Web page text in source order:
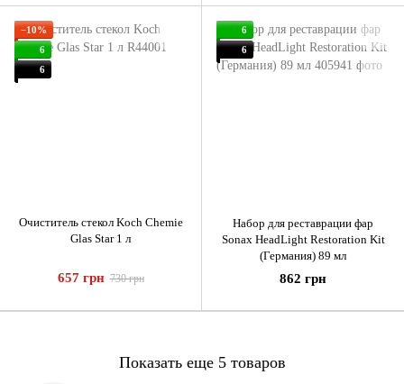
−10%
6
6
Очиститель стекол Koch Chemie
Glas Star 1 л
657 грн 730 грн
6
6
Набор для реставрации фар
Sonax HeadLight Restoration Kit
(Германия) 89 мл
862 грн
Показать еще 5 товаров